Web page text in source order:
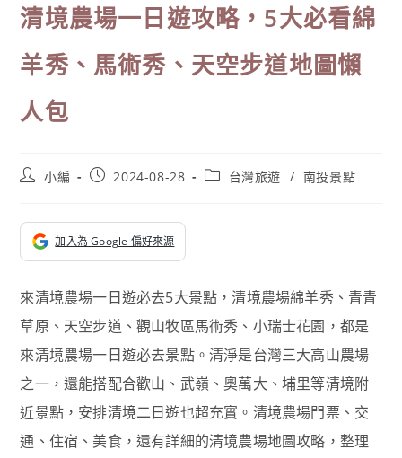
清境農場一日遊攻略，5大必看綿
羊秀、馬術秀、天空步道地圖懶
人包
Post小編
Post2024-08-28
Post台灣旅遊 / 南投景點
加入為 Google 偏好來源
來清境農場一日遊必去5大景點，清境農場綿羊秀、青青
草原、天空步道、觀山牧區馬術秀、小瑞士花園，都是
來清境農場一日遊必去景點。清淨是台灣三大高山農場
之一，還能搭配合歡山、武嶺、奧萬大、埔里等清境附
近景點，安排清境二日遊也超充實。清境農場門票、交
通、住宿、美食，還有詳細的清境農場地圖攻略，整理